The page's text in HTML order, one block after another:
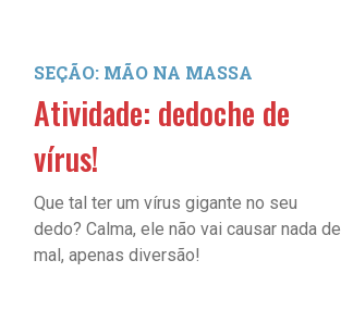
SEÇÃO: MÃO NA MASSA
Atividade: dedoche de
vírus!
Que tal ter um vírus gigante no seu
dedo? Calma, ele não vai causar nada de
mal, apenas diversão!